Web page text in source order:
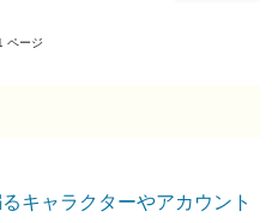
ページ
キャラクターやアカウント